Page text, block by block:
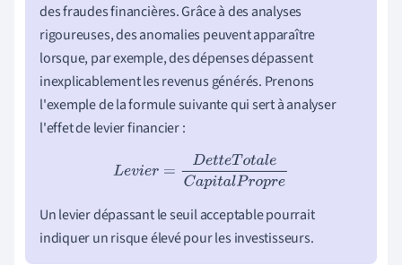
des fraudes financières. Grâce à des analyses
rigoureuses, des anomalies peuvent apparaître
lorsque, par exemple, des dépenses dépassent
inexplicablement les revenus générés. Prenons
l'exemple de la formule suivante qui sert à analyser
l'effet de levier financier :
evier=De tte TotaleCapitalPropr
Un levier dépassant le seuil acceptable pourrait
indiquer un risque élevé pour les investisseurs.